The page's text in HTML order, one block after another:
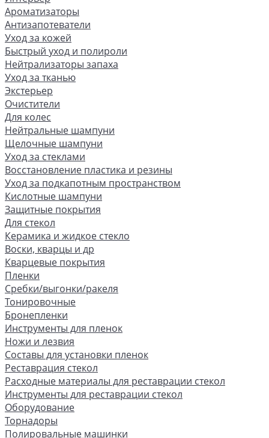
Ароматизаторы
Антизапотеватели
Уход за кожей
Быстрый уход и полироли
Нейтрализаторы запаха
Уход за тканью
Экстерьер
Очистители
Для колес
Нейтральные шампуни
Щелочные шампуни
Уход за стеклами
Восстановление пластика и резины
Уход за подкапотным пространством
Кислотные шампуни
Защитные покрытия
Для стекол
Керамика и жидкое стекло
Воски, кварцы и др
Кварцевые покрытия
Пленки
Сребки/выгонки/ракеля
Тонировочные
Бронепленки
Инструменты для пленок
Ножи и лезвия
Составы для установки пленок
Реставрация стекол
Расходные материалы для реставрации стекол
Инструменты для реставрации стекол
Оборудование
Торнадоры
Полировальные машинки